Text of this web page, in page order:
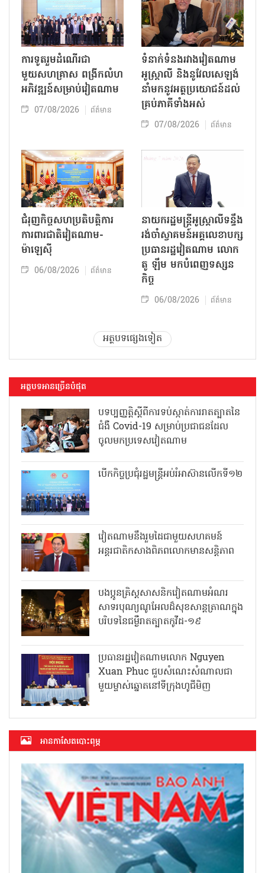
ការទូតរួមដំណើរជា
មួយសហគ្រាស ពង្រីកលំហ
អភិវឌ្ឍន៍សម្រាប់វៀតណាម
07/08/2026 ព័ត៌មាន
ទំនាក់ទំនងរវាងវៀតណាម
អូស្ត្រាលី និងនូវែលសេឡង់
នាំមកនូវអត្ថប្រយោជន៍ដល់
គ្រប់ភាគីទាំងអស់
07/08/2026 ព័ត៌មាន
ជំរុញកិច្ចសហប្រតិបត្តិការ
ការពារជាតិវៀតណាម-
ម៉ាឡេស៊ី
06/08/2026 ព័ត៌មាន
នាយករដ្ឋមន្ត្រីអូស្ត្រាលីទន្ទឹង
រង់ចាំស្វាគមន៍អគ្គលេខាបក្ស
ប្រធានរដ្ឋវៀតណាម លោក
តូ ឡឹម មកបំពេញទស្សន
កិច្ច
06/08/2026 ព័ត៌មាន
អត្ថបទផ្សេងទៀត
អត្ថបទអានច្រើនបំផុត
បទប្បញ្ញត្តិស្តីពីការទប់ស្កាត់ការរាតត្បាតនៃ
ជំងឺ Covid-19 សម្រាប់ប្រជាជនដែល
ចូលមកប្រទេសវៀតណាម
បើកកិច្ចប្រជុំរដ្ឋមន្ត្រីអប់រំអាស៊ានលើកទី១២
វៀតណាមនឹងរួមដៃជាមួយសហគមន៍
អន្តរជាតិកសាងពិភពលោកមានសន្តិភាព
បងប្អូនគ្រិស្តសាសនិកវៀតណាមអំណរ
សាទរបុណ្យណូអែលដ៏សុខសាន្តត្រាណក្នុង
បរិបទនៃជម្ងឺរាតត្បាតកូវីដ-១៩
ប្រធានរដ្ឋវៀតណាមលោក Nguyen
Xuan Phuc ជួបសំណេះសំណាលជា
មួយម្ចាស់ឆ្នោតនៅទីក្រុងហូជីមិញ
អាន​កាសែត​បោះពុម្ភ